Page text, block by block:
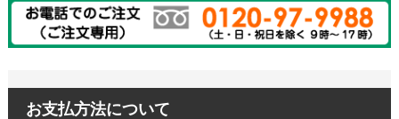
お支払方法について